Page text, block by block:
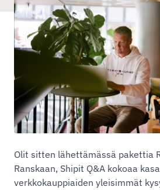
Olit sitten lähettämässä pakettia
Ranskaan, Shipit Q&A kokoaa
verkkokauppiaiden yleisimmät